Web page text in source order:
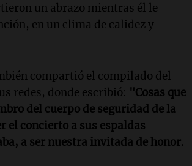
un abrazo mientras él le
en un clima de calidez y
compartió el compilado del
redes, donde escribió: "Cosas que
del cuerpo de seguridad de la
el concierto a sus espaldas
a ser nuestra invitada de honor.